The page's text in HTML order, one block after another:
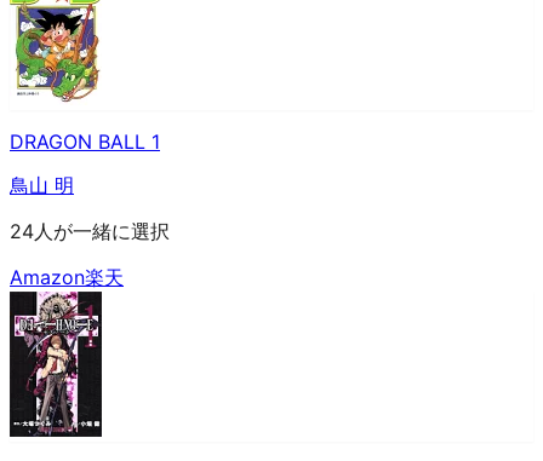
DRAGON BALL 1
鳥山 明
24人が一緒に選択
Amazon楽天